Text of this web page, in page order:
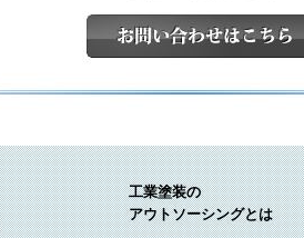
工業塗装の
アウトソーシングとは